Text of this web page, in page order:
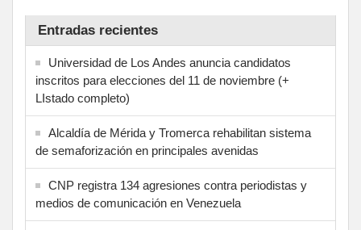
Entradas recientes
Universidad de Los Andes anuncia candidatos
inscritos para elecciones del 11 de noviembre (+
LIstado completo)
Alcaldía de Mérida y Tromerca rehabilitan sistema
de semaforización en principales avenidas
CNP registra 134 agresiones contra periodistas y
medios de comunicación en Venezuela